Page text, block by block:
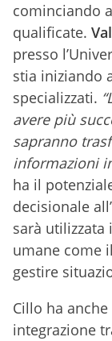
cominciando
qualificate.
presso
stia iniziando
specializzati.
avere più
sapranno
informazioni
ha il
decisionale
sarà utilizzata
umane come
gestire
Cillo ha
integrazione